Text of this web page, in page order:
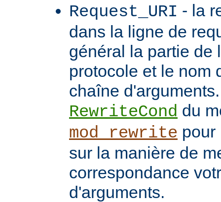
Request_URI - la
dans la ligne de
général la partie de
protocole et le nom
chaîne
RewriteCond du
mod_rewrite pour
sur la manière de
correspondance
d'arguments.